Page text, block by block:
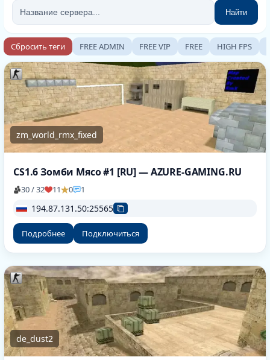
Найти
Сбросить теги FREE ADMIN FREE VIP FREE HIGH FPS
zm_world_rmx_fixed
CS1.6 Зомби Мясо #1 [RU] — AZURE-GAMING.RU
30 / 32 11 0 1
194.87.131.50:25565
Подробнее Подключиться
de_dust2